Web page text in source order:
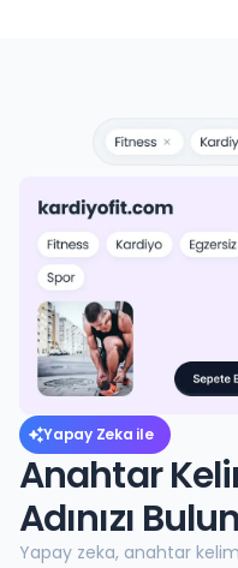
Yapay Zeka ile
Anahtar
Adınızı Bulun
Yapay zeka, anahtar